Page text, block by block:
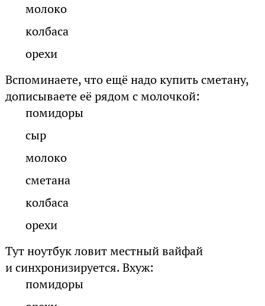
молоко
колбаса
орехи
Вспоминаете, что ещё надо купить сметану,
дописываете её рядом с молочкой:
помидоры
сыр
молоко
сметана
колбаса
орехи
Тут ноутбук ловит местный вайфай
и синхронизируется. Вхуж:
помидоры